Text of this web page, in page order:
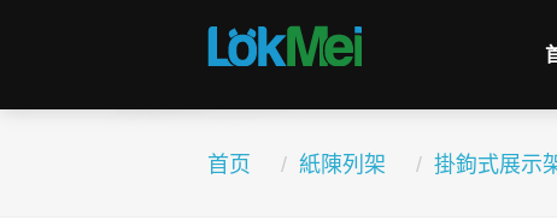
首页 紙陳列架 掛鉤式展示